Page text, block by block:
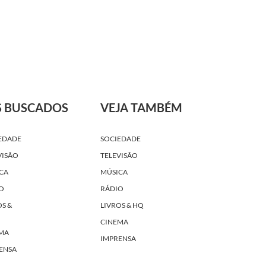
BUSCADOS
&
VEJA TAMBÉM
SOCIEDADE
TELEVISÃO
MÚSICA
RÁDIO
LIVROS & HQ
CINEMA
IMPRENSA